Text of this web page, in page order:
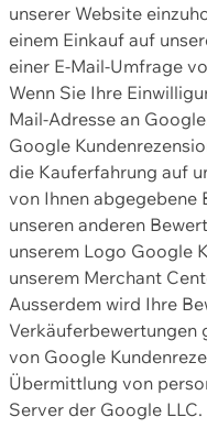
unserer Website
einem Einkauf auf
einer E-Mail-Umfrage
Wenn Sie Ihre
Mail-Adresse an
Google
die Kauferfahrung auf
von Ihnen abgegebene
unseren anderen
unserem Logo Google
unserem Merchant
Ausserdem wird Ihre
Verkäuferbewertungen
von Google
Übermittlung von
Server der Google